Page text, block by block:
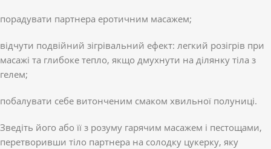
порадувати партнера еротичним масажем;
відчути подвійний зігрівальний ефект: легкий розігрів при
масажі та глибоке тепло, якщо дмухнути на ділянку тіла з
гелем;
побалувати себе витонченим смаком хвильної полуниці.
Зведіть його або її з розуму гарячим масажем і пестощами,
перетворивши тіло партнера на солодку цукерку, яку